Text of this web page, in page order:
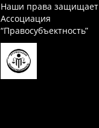
Наши права защищает
Ассоциация
“Правосубъектность”